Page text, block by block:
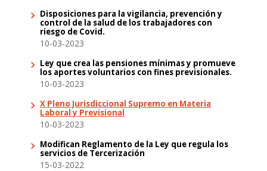
Disposiciones para la vigilancia, prevención y
control de la salud de los trabajadores con
riesgo de Covid.
10-03-2023
Ley que crea las pensiones mínimas y promueve
los aportes voluntarios con fines previsionales.
10-03-2023
X Pleno Jurisdiccional Supremo en Materia
Laboral y Previsional
10-03-2023
Modifican Reglamento de la Ley que regula los
servicios de Tercerización
15-03-2022